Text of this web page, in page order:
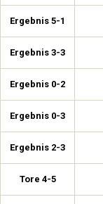
Ergebnis 5-1
Ergebnis 3-3
Ergebnis 0-2
Ergebnis 0-3
Ergebnis 2-3
Tore 4-5